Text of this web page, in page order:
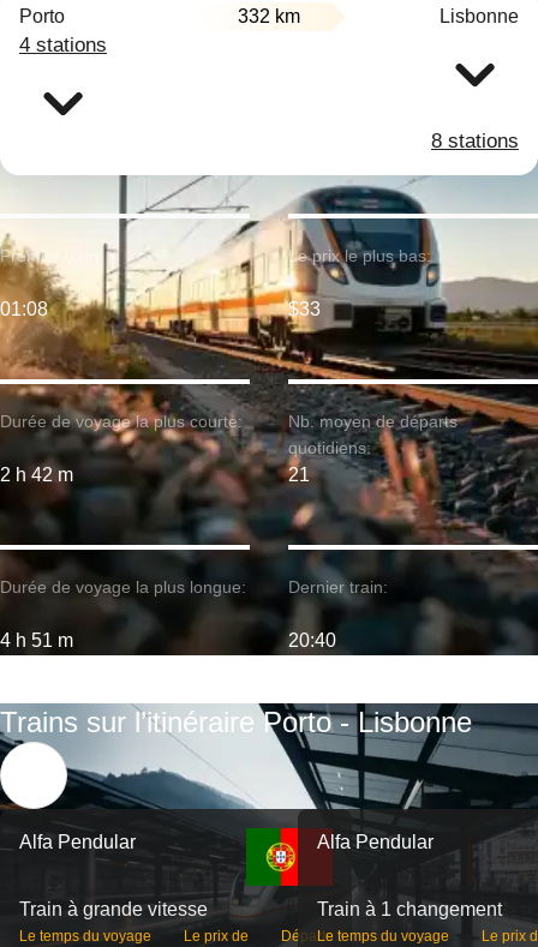
Porto 332 km Lisbonne
4 stations
8 stations
Durée de voyage la plus courte:
2 h 42 m
Premier train:
01:08
Durée de voyage la plus longue:
4 h 51 m
Le prix le plus bas:
$33
Nb. moyen de départs
quotidiens:
21
Dernier train:
20:40
Trains sur l’itinéraire Porto - Lisbonne
Alfa Pendular
Train à grande vitesse
Le temps du voyage Le prix de Départs
Alfa Pendular
Train à 1 changement
Le temps du voyage Le prix